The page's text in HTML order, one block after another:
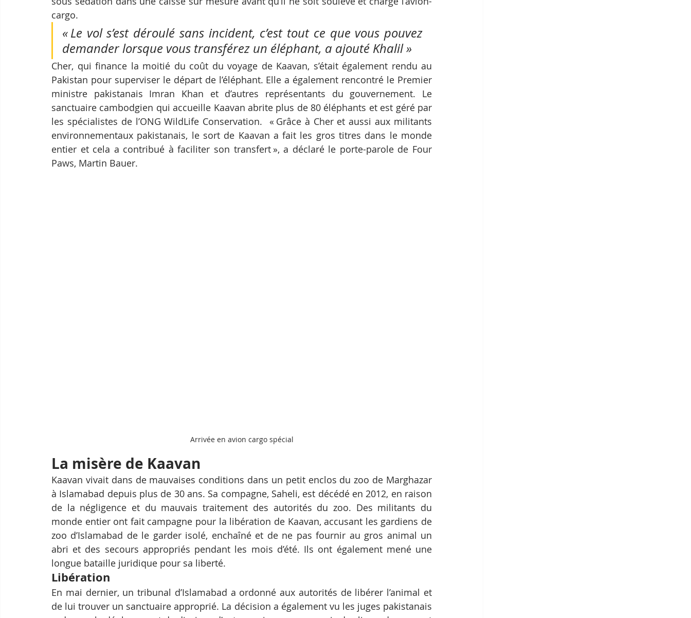
cargo.
« Le vol s’est déroulé sans incident, c’est tout ce que vous pouvez
demander lorsque vous transférez un éléphant, a ajouté Khalil »
Cher, qui finance la moitié du coût du voyage de Kaavan, s’était également rendu au
Pakistan pour superviser le départ de l’éléphant. Elle a également rencontré le Premier
ministre pakistanais Imran Khan et d’autres représentants du gouvernement. Le
sanctuaire cambodgien qui accueille Kaavan abrite plus de 80 éléphants et est géré par
les spécialistes de l’ONG WildLife Conservation.  « Grâce à Cher et aussi aux militants
environnementaux pakistanais, le sort de Kaavan a fait les gros titres dans le monde
entier et cela a contribué à faciliter son transfert », a déclaré le porte-parole de Four
Paws, Martin Bauer.
Arrivée en avion cargo spécial
La misère de Kaavan
Kaavan vivait dans de mauvaises conditions dans un petit enclos du zoo de Marghazar
à Islamabad depuis plus de 30 ans. Sa compagne, Saheli, est décédé en 2012, en raison
de la négligence et du mauvais traitement des autorités du zoo. Des militants du
monde entier ont fait campagne pour la libération de Kaavan, accusant les gardiens de
zoo d’Islamabad de le garder isolé, enchaîné et de ne pas fournir au gros animal un
abri et des secours appropriés pendant les mois d’été. Ils ont également mené une
longue bataille juridique pour sa liberté.
Libération
En mai dernier, un tribunal d’Islamabad a ordonné aux autorités de libérer l’animal et
de lui trouver un sanctuaire approprié. La décision a également vu les juges pakistanais